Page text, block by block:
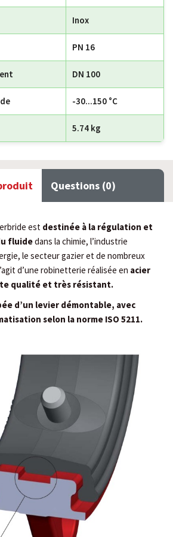
Inox
PN 16
DN 100
-30...150 °C
5.74 kg
Questions (0)
est destinée à la régulation et
fluidedans la chimie, l’industrie
le secteur gazier et de nombreux
d’une robinetterie réalisée en acier
qualité et très résistant.
d’un levier démontable, avec
selon la norme ISO 5211.